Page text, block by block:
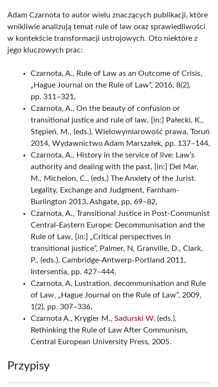
Adam Czarnota to autor wielu znaczących publikacji, które
wnikliwie analizują temat rule of law oraz sprawiedliwości
w kontekście transformacji ustrojowych. Oto niektóre z
jego kluczowych prac:
Czarnota, A., Rule of Law as an Outcome of Crisis,
„Hague Journal on the Rule of Law”, 2016, 8(2),
pp. 311–321,
Czarnota, A., On the beauty of confusion or
transitional justice and rule of law, [in:] Pałecki, K.,
Stępień, M., (eds.), Wielowymiarowość prawa, Toruń
2014, Wydawnictwo Adam Marszałek, pp. 137–144,
Czarnota, A., History in the service of live: Law’s
authority and dealing with the past, [in:] Del Mar,
M., Michelon, C., (eds.) The Anxiety of the Jurist.
Legality, Exchange and Judgment, Farnham-
Burlington 2013, Ashgate, pp. 69–82,
Czarnota, A., Transitional Justice in Post-Communist
Central-Eastern Europe: Decommunisation and the
Rule of Law, [in:] „Critical perspectives in
transitional justice”, Palmer, N, Granville, D., Clark,
P., (eds.), Cambridge-Antwerp-Portland 2011,
Intersentia, pp. 427–444,
Czarnota, A, Lustration, decommunisation and Rule
of Law, „Hague Journal on the Rule of Law”, 2009,
1(2), pp. 307–336,
Czarnota A., Krygier M., Sadurski W. (eds.),
Rethinking the Rule of Law After Communism,
Central European University Press, 2005.
Przypisy